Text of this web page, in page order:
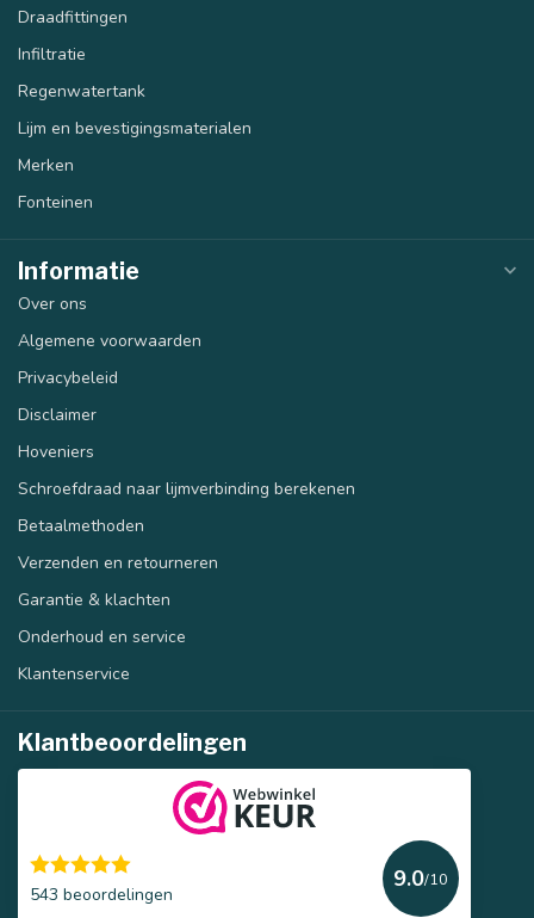
Draadfittingen
Infiltratie
Regenwatertank
Lijm en bevestigingsmaterialen
Merken
Fonteinen
Informatie
Over ons
Algemene voorwaarden
Privacybeleid
Disclaimer
Hoveniers
Schroefdraad naar lijmverbinding berekenen
Betaalmethoden
Verzenden en retourneren
Garantie & klachten
Onderhoud en service
Klantenservice
Klantbeoordelingen
543 beoordelingen
9.0/10